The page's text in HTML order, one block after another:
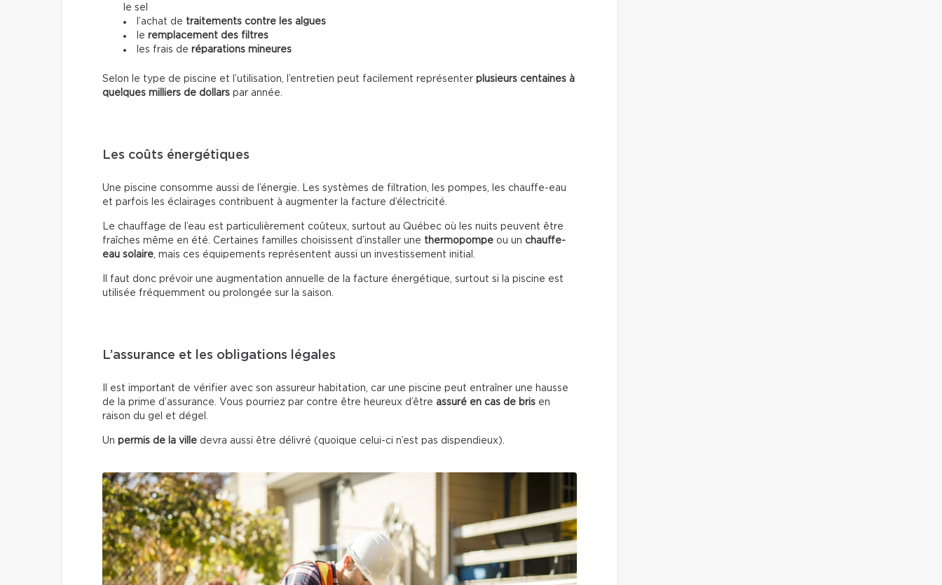
le sel
l’achat de traitements contre les algues
le remplacement des filtres
les frais de réparations mineures
Selon le type de piscine et l’utilisation, l’entretien peut facilement représenter plusieurs centaines à
quelques milliers de dollars par année.
Les coûts énergétiques
Une piscine consomme aussi de l’énergie. Les systèmes de filtration, les pompes, les chauffe-eau
et parfois les éclairages contribuent à augmenter la facture d’électricité.
Le chauffage de l’eau est particulièrement coûteux, surtout au Québec où les nuits peuvent être
fraîches même en été. Certaines familles choisissent d’installer une thermopompe ou un chauffe-
eau solaire, mais ces équipements représentent aussi un investissement initial.
Il faut donc prévoir une augmentation annuelle de la facture énergétique, surtout si la piscine est
utilisée fréquemment ou prolongée sur la saison.
L’assurance et les obligations légales
Il est important de vérifier avec son assureur habitation, car une piscine peut entraîner une hausse
de la prime d’assurance. Vous pourriez par contre être heureux d’être assuré en cas de bris en
raison du gel et dégel.
Un permis de la ville devra aussi être délivré (quoique celui-ci n’est pas dispendieux).